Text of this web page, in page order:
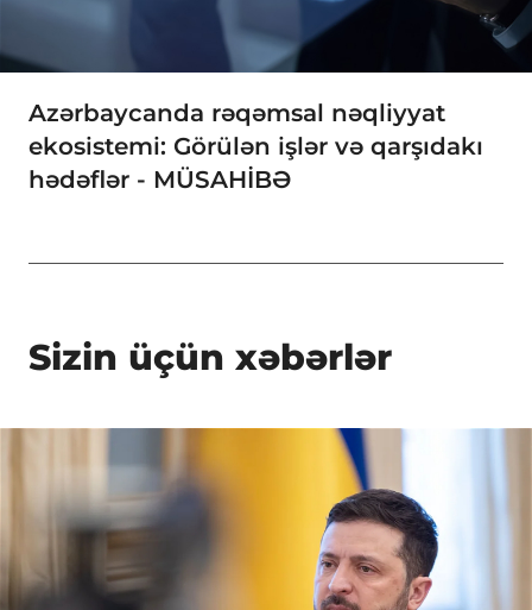
Azərbaycanda rəqəmsal nəqliyyat
ekosistemi: Görülən işlər və qarşıdakı
hədəflər - MÜSAHİBƏ
Sizin üçün xəbərlər